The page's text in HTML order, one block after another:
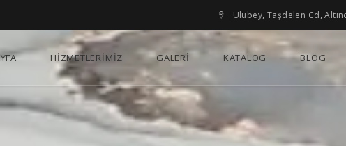
Ulubey, Taşdelen Cd,
HİZMETLERİMİZ GALERİ KATALOG BLOG